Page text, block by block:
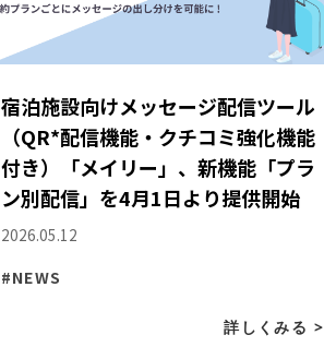
宿泊施設向けメッセージ配信ツール
（QR*配信機能・クチコミ強化機能
付き）「メイリー」、新機能「プラ
ン別配信」を4月1日より提供開始
2026.05.12
#NEWS
詳しくみる >